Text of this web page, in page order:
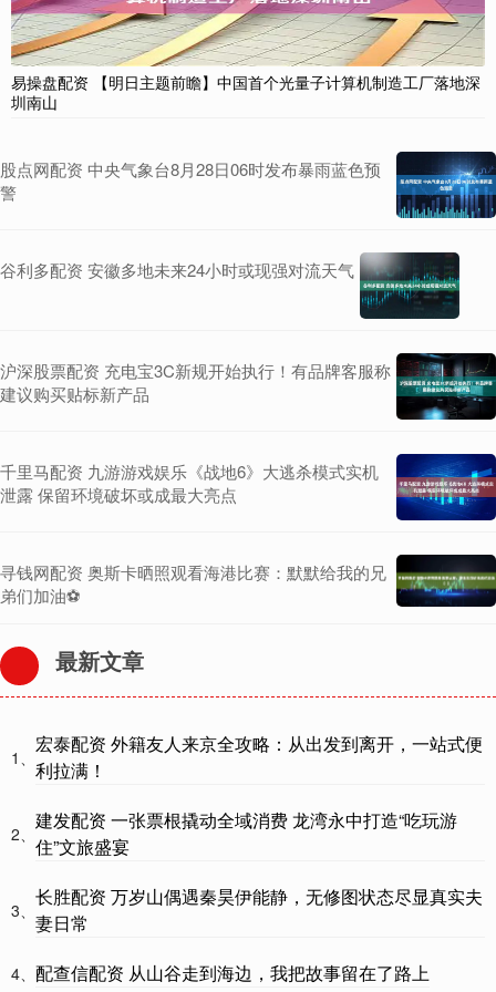
易操盘配资 【明日主题前瞻】中国首个光量子计算机制造工厂落地深
圳南山
股点网配资 中央气象台8月28日06时发布暴雨蓝色预
警
谷利多配资 安徽多地未来24小时或现强对流天气
沪深股票配资 充电宝3C新规开始执行！有品牌客服称
建议购买贴标新产品
千里马配资 九游游戏娱乐《战地6》大逃杀模式实机
泄露 保留环境破坏或成最大亮点
寻钱网配资 奥斯卡晒照观看海港比赛：默默给我的兄
弟们加油⚽️
最新文章
1、
宏泰配资 外籍友人来京全攻略：从出发到离开，一站式便
利拉满！
2、
建发配资 一张票根撬动全域消费 龙湾永中打造“吃玩游
住”文旅盛宴
3、
长胜配资 万岁山偶遇秦昊伊能静，无修图状态尽显真实夫
妻日常
4、 配查信配资 从山谷走到海边，我把故事留在了路上